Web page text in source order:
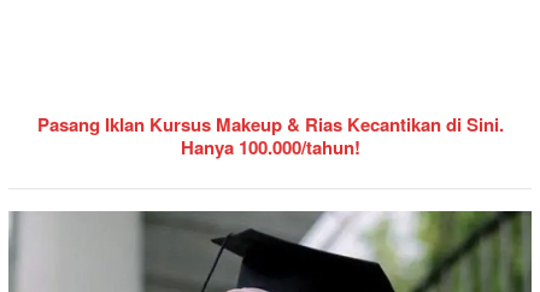
Pasang Iklan Kursus Makeup & Rias Kecantikan di Sini.
Hanya 100.000/tahun!